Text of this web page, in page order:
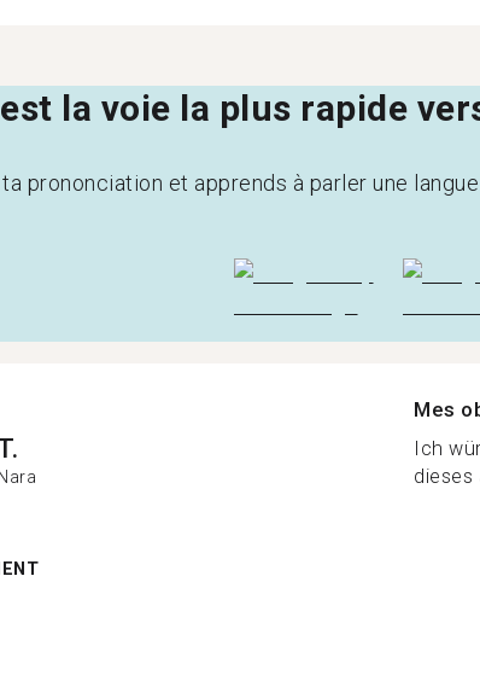
la voie la plus rapide
prononciation et apprends à parler une
Nara
Mes
Ich
dieses